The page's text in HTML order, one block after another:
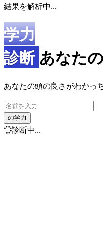
結果を解析中...
学力
診断 あなた
あなたの頭の良さがわかっ
の学力
診断中...